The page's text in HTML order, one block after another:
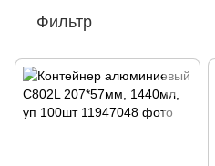
Фильтр